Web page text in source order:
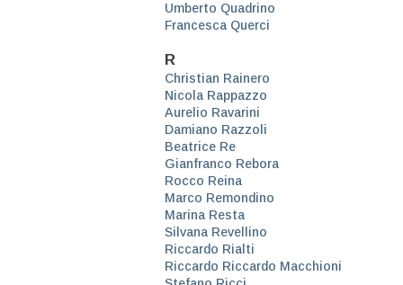
Umberto Quadrino
Francesca Querci
R
Christian Rainero
Nicola Rappazzo
Aurelio Ravarini
Damiano Razzoli
Beatrice Re
Gianfranco Rebora
Rocco Reina
Marco Remondino
Marina Resta
Silvana Revellino
Riccardo Rialti
Riccardo Riccardo Macchioni